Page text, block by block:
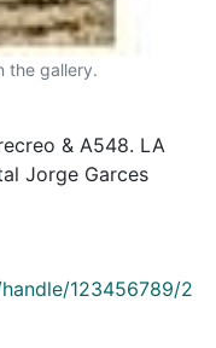
the gallery.
& A548. LA
Jorge Garces
123456789/2